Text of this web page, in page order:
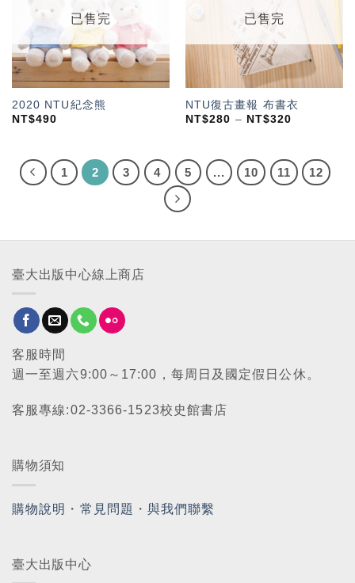
已售完
2020 NTU紀念熊
NT$490
已售完
NTU復古畫報 布書衣
NT$280 – NT$320
1 2 3 4 5 ... 10 11 12
臺大出版中心線上商店
客服時間
週一至週六9:00～17:00，每周日及國定假日公休。
客服專線:02-3366-1523校史館書店
購物須知
購物說明 ・ 常見問題 ・與我們聯繫
臺大出版中心